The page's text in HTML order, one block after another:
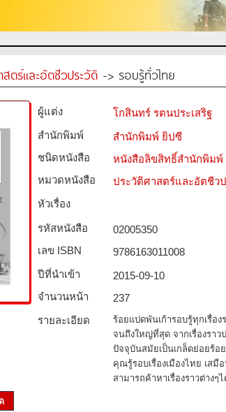
สตร์และอัตชีวประวัติ -> รอบรู้ทั่วไทย
ผู้แต่ง
โกสินทร์ รตนประเสริฐ
สำนักพิมพ์
สำนักพิมพ์ ยิปซี
ชนิดหนังสือ­
หนังสือลิขสิทธิ์สำนักพิมพ์
หมวดหนังสือ­
ประวัติศาสตร์และอัตชีว
หัวเรื่อง
รหัสหนังสือ­
02005350
เลข ISBN
9786163011008
ปีที่นำเข้า
2015-09-10
จำนวนหน้า
237
รายละเอียด
ร้อยแปดพันเก้ารอบรู้ทุกเรื่อ
จนถึงใหญ่ที่สุด จากเรื่องรา
ปัจจุบันสมัยเป็นเกล็ดย่อยร้อ
คุณรู้รอบเรื่องเมืองไทย เส
สามารถค้าหาเรื่องราวต่างๆ